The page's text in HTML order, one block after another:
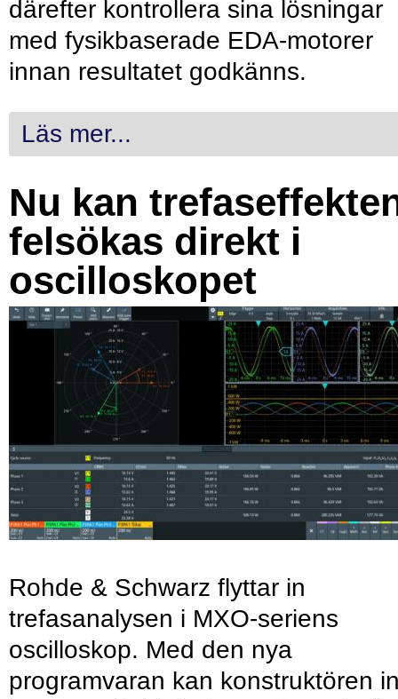
därefter kontrollera sina lösningar
med fysikbaserade EDA-motorer
innan resultatet godkänns.
Läs mer...
Nu kan
felsökas direkt i
oscilloskopet
Rohde & Schwarz flyttar in
trefasanalysen i MXO-seriens
oscilloskop. Med den nya
programvaran kan konstruktören